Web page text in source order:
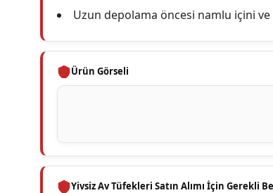
Uzun depolama öncesi namlu içini
Ürün Görseli
Yivsiz Av Tüfekleri Satın Alımı İçin Gerekli